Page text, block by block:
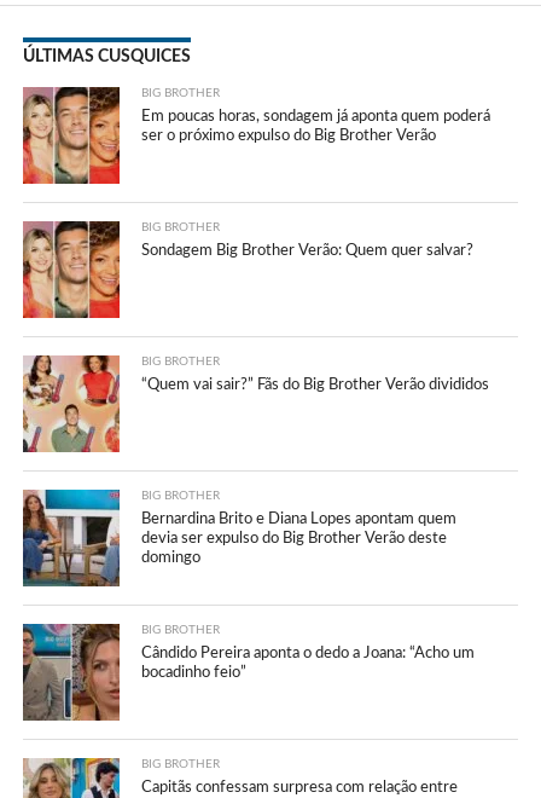
ÚLTIMAS CUSQUICES
BIG BROTHER
Em poucas horas, sondagem já aponta quem poderá
ser o próximo expulso do Big Brother Verão
BIG BROTHER
Sondagem Big Brother Verão: Quem quer salvar?
BIG BROTHER
“Quem vai sair?” Fãs do Big Brother Verão divididos
BIG BROTHER
Bernardina Brito e Diana Lopes apontam quem
devia ser expulso do Big Brother Verão deste
domingo
BIG BROTHER
Cândido Pereira aponta o dedo a Joana: “Acho um
bocadinho feio”
BIG BROTHER
Capitãs confessam surpresa com relação entre